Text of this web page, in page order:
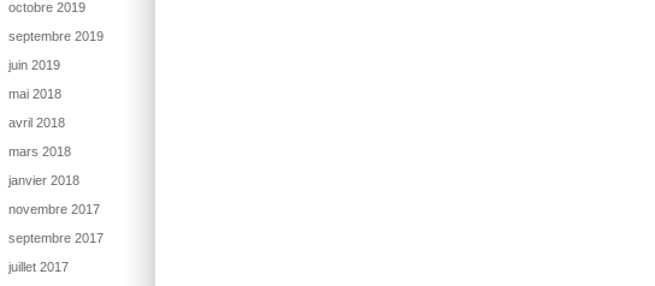
octobre 2019
septembre 2019
juin 2019
mai 2018
avril 2018
mars 2018
janvier 2018
novembre 2017
septembre 2017
juillet 2017